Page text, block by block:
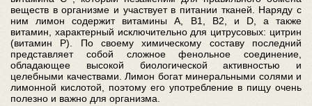
веществ в организме и участвует в питании тканей. Наряду с
ним лимон содержит витамины А, В1, В2, и D, а также
витамин, характерный исключительно для цитрусовых: цитрин
(витамин Р). По своему химическому составу последний
представляет собой сложное фенольное соединение,
обладающее высокой биологической активностью и
целебными качествами. Лимон богат минеральными солями и
лимонной кислотой, поэтому его употребление в пищу очень
полезно и важно для организма.